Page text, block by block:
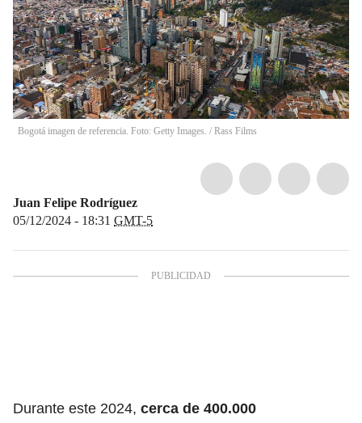
Bogotá imagen de referencia. Foto: Getty Images. / Rass Films
Juan Felipe Rodríguez
05/12/2024 - 18:31 GMT-5
Durante este 2024, cerca de 400.000